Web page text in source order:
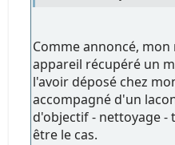
Comme annoncé,
appareil récupéré un
l'avoir déposé chez
accompagné d'un
d'objectif - nettoyage -
être le cas.